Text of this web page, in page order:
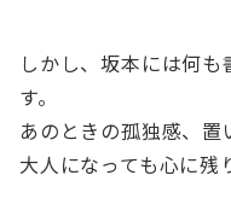
しかし、坂本には何
す。
あのときの孤独感、置
大人になっても心に残